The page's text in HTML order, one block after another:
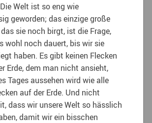
Welt ist so eng wie
geworden; das einzige große
sie noch birgt, ist die Frage,
wohl noch dauert, bis wir sie
haben. Es gibt keinen Flecken
Erde, dem man nicht ansieht,
Tages aussehen wird wie alle
auf der Erde. Und nicht
dass wir unsere Welt so hässlich
damit wir ein bisschen